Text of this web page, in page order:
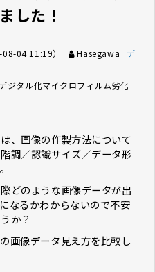
した！
08-04 11:19） Hasegawa
デ
ジタル化マイクロフィルム劣化
、画像の作製方法について
調／認識サイズ／データ形
どのような画像データが出
なるかわからないので不安
か？
画像データ見え方を比較し